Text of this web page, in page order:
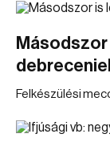
Felkészülési